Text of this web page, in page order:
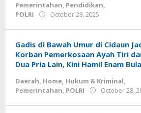
Pemerintahan, Pendidikan,
POLRI
October 28, 2025
Gadis di Bawah Umur di Cidaun
Korban Pemerkosaan Ayah Tiri
Dua Pria Lain, Kini Hamil Enam
Daerah, Home, Hukum & Kriminal,
Pemerintahan, POLRI October 28,